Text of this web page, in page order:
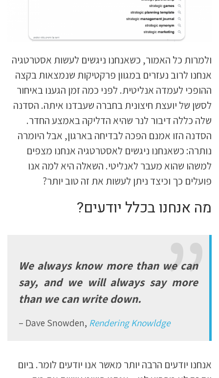
ולמרות כל האמור, כשאנחנו ניגשים לעשות אסטרטגיה
אנחנו לרוב נעזרים במגוון פרקטיקות שנמצאות בקצה
ההופכי לעמדה אנליטית. לפני כמה זמן הגענו באיחור
לסשן של יועצת חיצונית בחברה שעבדנו איתה. הסדנה
שלה כללה דיבור לנר שהיא הדליקה באמצע החדר.
הסדנה הזו אמנם הפכה לבדיחה בארגון, אבל היומרה
נותרה: כשאנחנו ניגשים לאסטרטגיה אנחנו מצפים
למשהו שהוא מעבר לאנליטי. השאלה היא למה אנו
פועלים כך וכיצד ניתן לעשות את זה טוב יותר?
מה אנחנו בכלל יודעים?
We always know more than we can
say, and we will always say more
than we can write down.
Dave Snowden, Rendering Knowldge
אנחנו יודעים הרבה יותר מאשר אנו יודעים לומר. ביום